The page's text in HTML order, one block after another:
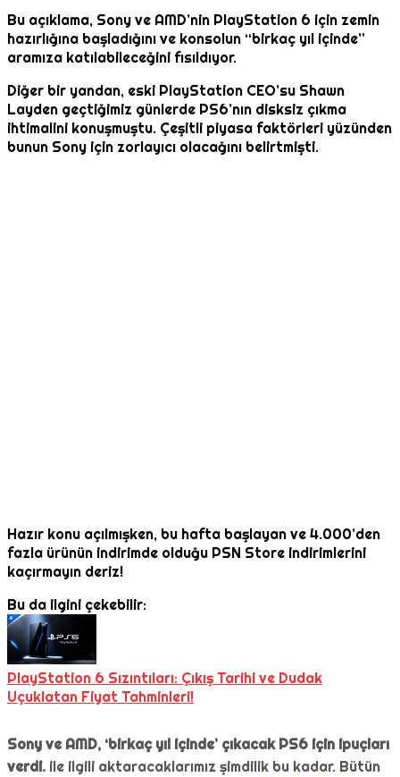
Bu açıklama, Sony ve AMD’nin PlayStation 6 için zemin
hazırlığına başladığını ve konsolun “birkaç yıl içinde”
aramıza katılabileceğini fısıldıyor.
Diğer bir yandan, eski PlayStation CEO’su Shawn
Layden geçtiğimiz günlerde PS6’nın disksiz çıkma
ihtimalini konuşmuştu. Çeşitli piyasa faktörleri yüzünden
bunun Sony için zorlayıcı olacağını belirtmişti.
Hazır konu açılmışken, bu hafta başlayan ve 4.000’den
fazla ürünün indirimde olduğu PSN Store indirimlerini
kaçırmayın deriz!
Bu da ilgini çekebilir:
PlayStation 6 Sızıntıları: Çıkış Tarihi ve Dudak
Uçuklatan Fiyat Tahminleri!
Sony ve AMD, ‘birkaç yıl içinde’ çıkacak PS6 için ipuçları
verdi. ile ilgili aktaracaklarımız şimdilik bu kadar. Bütün